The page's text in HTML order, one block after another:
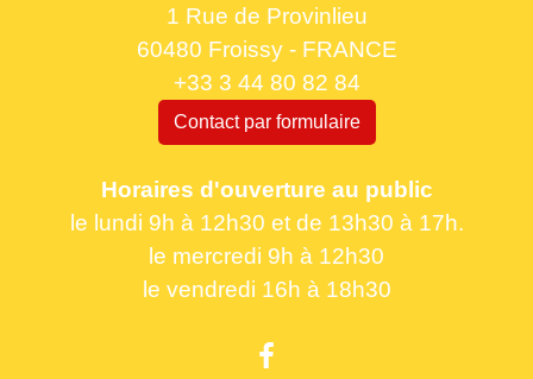
1 Rue de Provinlieu
60480 Froissy - FRANCE
+33 3 44 80 82 84
Contact par formulaire
Horaires d'ouverture au public
le lundi 9h à 12h30 et de 13h30 à 17h.
le mercredi 9h à 12h30
le vendredi 16h à 18h30